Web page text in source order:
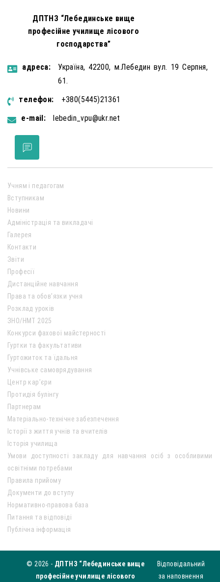
ДПТНЗ “Лебединське вище
професійне училище лісового
господарства”
aдресa:
Україна, 42200, м.Лебедин вул. 19 Серпня,
61.
телефон:
+380(5445)21361
e-mail:
lebedin_vpu@ukr.net
Учням і педагогам
Вступникам
Новини
Адміністрація та викладачі
Галерея
Контакти
Звіти
Професії
Дистанційне навчання
Права та обов’язки учня
Розклад уроків
ЗНО/НМТ 2025
Конкурси фахової майстерності
Гуртки та факультативи
Гуртожиток та їдальня
Учнівське самоврядування
Центр кар’єри
Протидія булінгу
Партнерам
Матеріально-технічне забезпечення
Історії з життя учнів та вчителів
Історія училища
Умови доступності закладу для навчання осіб з особливими
освітніми потребами
Правила прийому
Документи до вступу
Нормативно-правова база
Питання та відповіді
Публічна інформація
© 2026 - ДПТНЗ “Лебединське вище
професійне училище лісового
Відповідальний
за наповнення